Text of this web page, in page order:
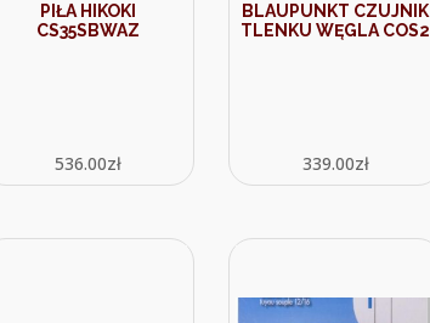
PIŁA HIKOKI
CS35SBWAZ
536.00zł
BLAUPUNKT CZUJNIK
TLENKU WĘGLA COS2
339.00zł